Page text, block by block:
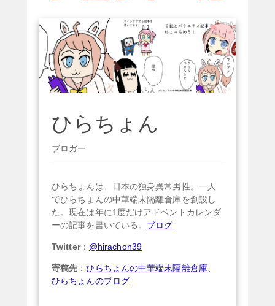
ひらちょん
ブロガー
ひらちょんは、日本の独身異常男性。一人
でひらちょんの中華端末隔離倉庫を創設し
た。現在は年に1度だけアドベントカレンダ
ーの記事を書いている。 ブログ
Twitter： @hirachon39
寄稿先 ：ひらちょんの中華端末隔離倉庫、
ひらちょんのブログ